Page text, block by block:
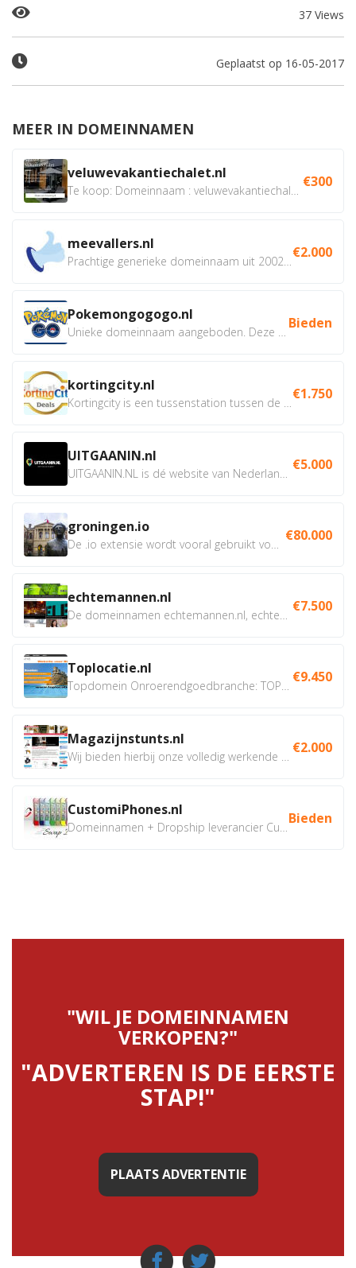
37 Views
Geplaatst op 16-05-2017
MEER IN DOMEINNAMEN
veluwevakantiechalet.nl €300
meevallers.nl €2.000
Pokemongogogo.nl Bieden
kortingcity.nl €1.750
UITGAANIN.nl €5.000
groningen.io €80.000
echtemannen.nl €7.500
Toplocatie.nl €9.450
Magazijnstunts.nl €2.000
CustomiPhones.nl Bieden
"WIL JE DOMEINNAMEN
VERKOPEN?"
"ADVERTEREN IS DE EERSTE
STAP!"
PLAATS ADVERTENTIE